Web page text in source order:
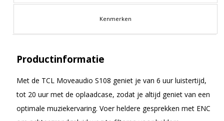
Kenmerken
Productinformatie
Met de TCL Moveaudio S108 geniet je van 6 uur luistertijd,
tot 20 uur met de oplaadcase, zodat je altijd geniet van een
optimale muziekervaring. Voer heldere gesprekken met ENC